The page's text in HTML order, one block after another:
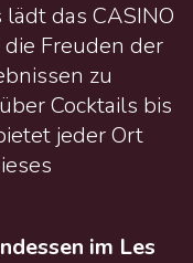
das CASINO
Freuden der
zu
Cocktails bis
jeder Ort
im Les